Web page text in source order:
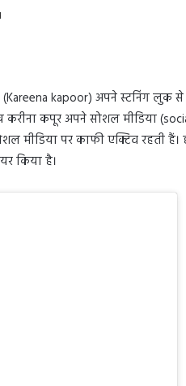
(Kareena kapoor) अपने स्टनिंग लुक
करीना कपूर अपने सोशल मीडिया
मीडिया पर काफी एक्टिव रहती
किया है।